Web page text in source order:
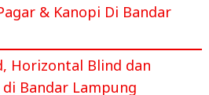
& Kanopi Di Bandar
Horizontal Blind dan
Bandar Lampung